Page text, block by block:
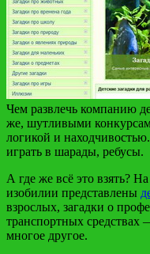
Чем развлечь компанию
же, шутливыми
логикой и
играть в шарады, ребусы.
А где же всё это взять?
изобилии представлены
взрослых, загадки о
транспортных
многое другое.